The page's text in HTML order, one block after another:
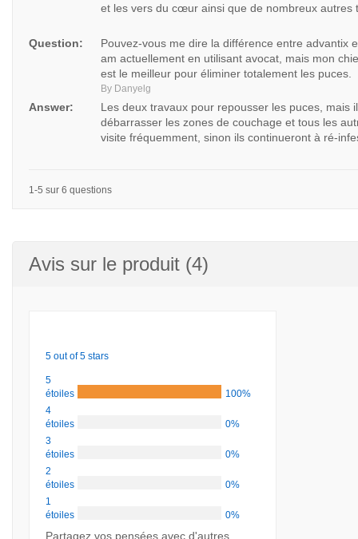
et les vers du cœur ainsi que de nombreux autres
Question:
Pouvez-vous me dire la différence entre advantix
am actuellement en utilisant avocat, mais mon
est le meilleur pour éliminer totalement les puces.
By Danyelg
Answer:
Les deux travaux pour repousser les puces, mais
débarrasser les zones de couchage et tous les
visite fréquemment, sinon ils continueront à ré-
1-5 sur 6 questions
Avis sur le produit (4)
5 out of 5 stars
5
étoiles
100%
4
étoiles
0%
3
étoiles
0%
2
étoiles
0%
1
étoiles
0%
Partagez vos pensées avec d'autres